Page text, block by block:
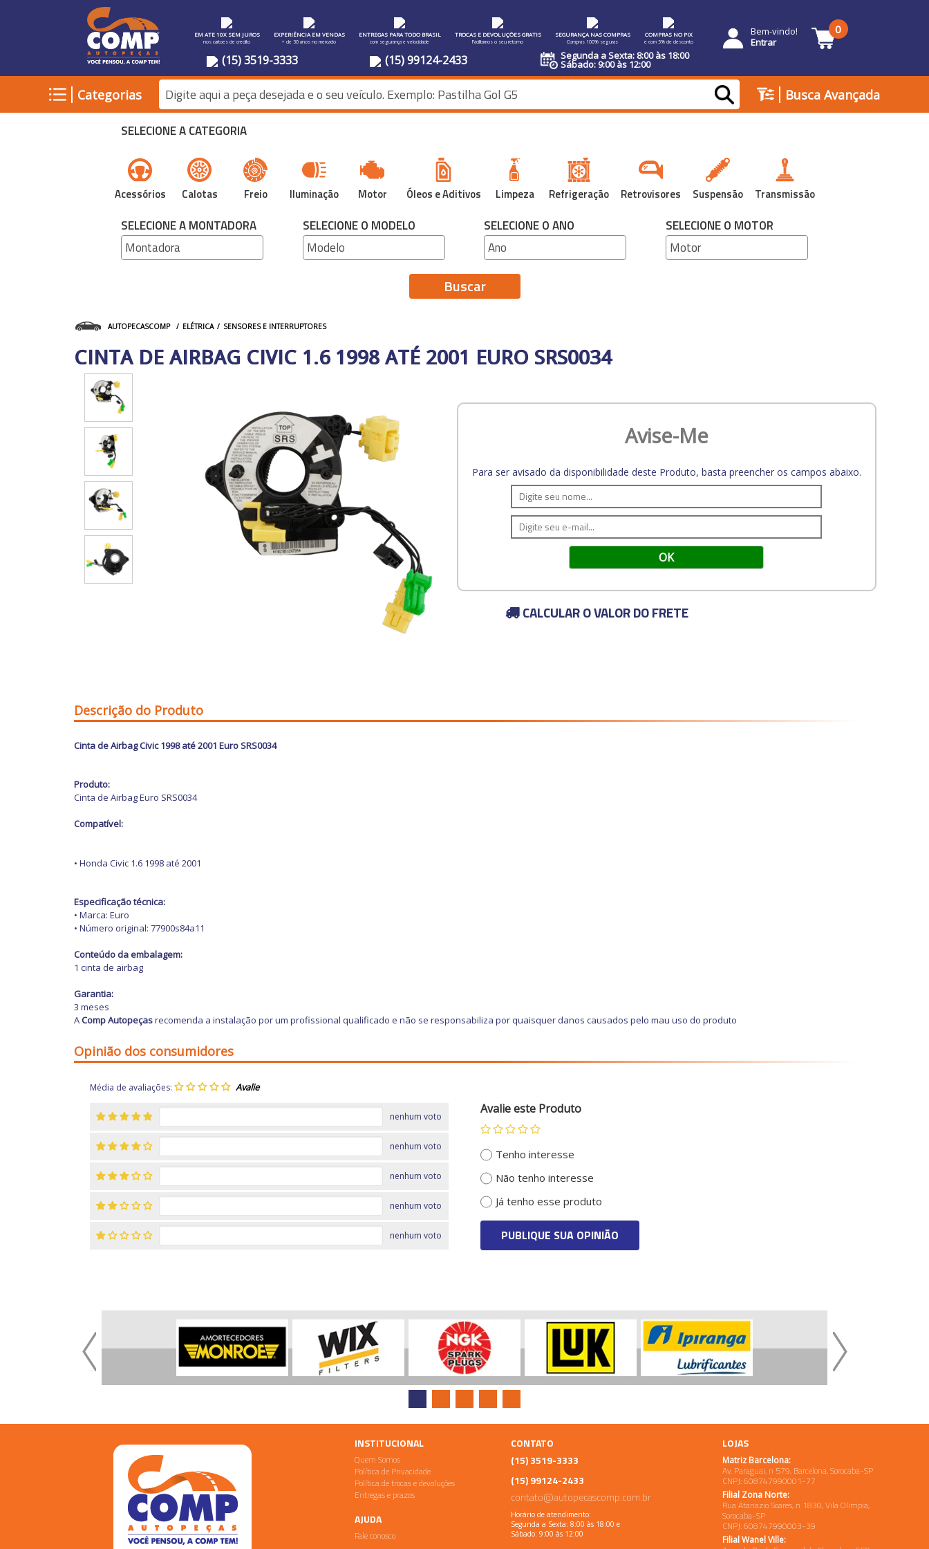
EM ATE 10X SEM JUROS
nos cartoes de credito
EXPERIÊNCIA EM VENDAS
+ de 30 anos no mercado
ENTREGAS PARA TODO BRASIL
com segurança e velocidade
TROCAS E DEVOLUÇÕES GRATIS
Facilitamos o seu retorno
SEGURANÇA NAS COMPRAS
Compras 100% seguras
COMPRAS NO PIX
e com 5% de desconto
(15) 3519-3333 (15) 99124-2433 Segunda a Sexta: 8:00 às 18:00
Sábado: 9:00 às 12:00
Bem-vindo!
Entrar
0
| Categorias | Busca Avançada
SELECIONE A CATEGORIA
Acessórios Calotas Freio Iluminação Motor Óleos e Aditivos Limpeza Refrigeração Retrovisores Suspensão Transmissão
SELECIONE A MONTADORA SELECIONE O MODELO SELECIONE O ANO SELECIONE O MOTOR
Buscar
AUTOPECASCOMP ELÉTRICA SENSORES E INTERRUPTORES
CINTA DE AIRBAG CIVIC 1.6 1998 ATÉ 2001 EURO SRS0034
Avise-Me
Para ser avisado da disponibilidade deste Produto, basta preencher os campos abaixo.
CALCULAR O VALOR DO FRETE
Descrição do Produto
Cinta de Airbag Civic 1998 até 2001 Euro SRS0034
Produto:
Cinta de Airbag Euro SRS0034
Compatível:
• Honda Civic 1.6 1998 até 2001
Especificação técnica:
• Marca: Euro
• Número original: 77900s84a11
Conteúdo da embalagem:
1 cinta de airbag
Garantia:
3 meses
AComp Autopeçasrecomenda a instalação por um profissional qualificado e não se responsabiliza por quaisquer danos causados pelo mau uso do produto
Opinião dos consumidores
Média de avaliações:
nenhum voto
nenhum voto
nenhum voto
nenhum voto
nenhum voto
Avalie este Produto
Tenho interesse
Não tenho interesse
Já tenho esse produto
PUBLIQUE SUA OPINIÃO
INSTITUCIONAL
Quem Somos
Política de Privacidade
Política de trocas e devoluções
Entregas e prazos
AJUDA
Fale conosco
CONTATO
(15) 3519-3333
(15) 99124-2433
contato@autopecascomp.com.br
Horário de atendimento:
Segunda a Sexta: 8:00 às 18:00 e
Sábado: 9:00 às 12:00
LOJAS
Matriz Barcelona:
Av. Paraguai, n 579, Barcelona, Sorocaba-SP
CNPJ: 608747990001-77
Filial Zona Norte:
Rua Atanazio Soares, n 1830, Vila Olimpia,
Sorocaba-SP
CNPJ: 608747990003-39
Filial Wanel Ville: